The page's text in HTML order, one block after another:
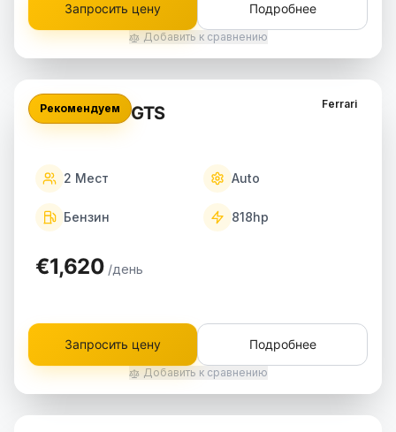
Запросить цену Подробнее
Добавить к сравнению
Рекомендуем Ferrari
Ferrari 296 GTS
2 Мест Auto
Бензин 818hp
€1,620 /день
Запросить цену Подробнее
Добавить к сравнению